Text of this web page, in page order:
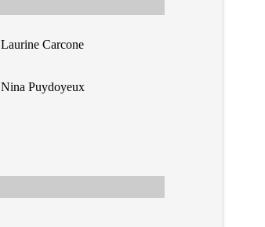
Laurine Carcone
Nina Puydoyeux